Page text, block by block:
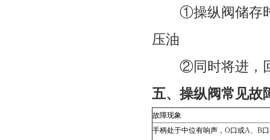
①操纵阀储存时
压油
②同时将进，回
五、操纵阀常见故
故障现象
手柄处于中位有响声， O口或A、 B